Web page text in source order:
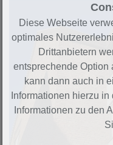
Diese Webseite
optimales
Drittanbietern
entsprechende Option
kann dann auch in
Informationen hierzu
Informationen zu den